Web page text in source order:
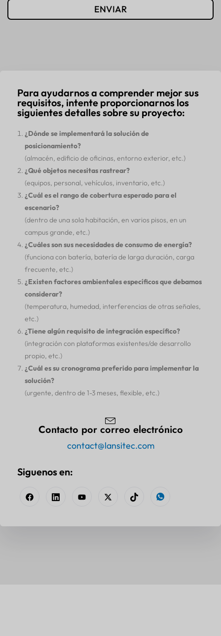
ENVIAR
Para ayudarnos a comprender mejor sus
requisitos, intente proporcionarnos los
siguientes detalles sobre su proyecto:
¿Dónde se implementará la solución de
posicionamiento?
(almacén, edificio de oficinas, entorno exterior, etc.)
¿Qué objetos necesitas rastrear?
(equipos, personal, vehículos, inventario, etc.)
¿Cuál es el rango de cobertura esperado para el
escenario?
(dentro de una sola habitación, en varios pisos, en un
campus grande, etc.)
¿Cuáles son sus necesidades de consumo de energía?
(funciona con batería, batería de larga duración, carga
frecuente, etc.)
¿Existen factores ambientales específicos que debamos
considerar?
(temperatura, humedad, interferencias de otras señales,
etc.)
¿Tiene algún requisito de integración específico?
(integración con plataformas existentes/de desarrollo
propio, etc.)
¿Cuál es su cronograma preferido para implementar la
solución?
(urgente, dentro de 1-3 meses, flexible, etc.)
Contacto por correo electrónico
contact@lansitec.com
Siguenos en: